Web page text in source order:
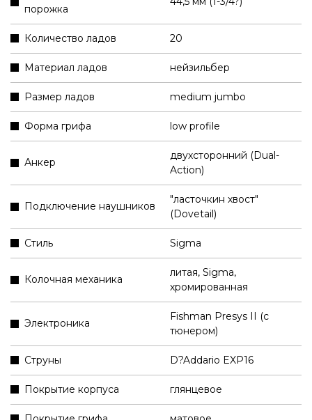
порожка
Количество ладов 20
Материал ладов нейзильбер
Размер ладов medium jumbo
Форма грифа low profile
Анкер
двухсторонний (Dual-
Action)
Подключение наушников
"ласточкин хвост"
(Dovetail)
Стиль Sigma
Колочная механика
литая, Sigma,
хромированная
Электроника
Fishman Presys II (с
тюнером)
Струны D?Addario EXP16
Покрытие корпуса глянцевое